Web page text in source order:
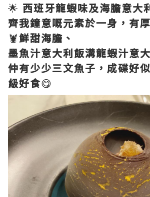
🌟 西班牙龍蝦味及海膽意大
齊我鐘意嘅元素於一身，有
🦞鮮甜海膽、
墨魚汁意大利飯溝龍蝦汁意
仲有少少三文魚子，成碟好
級好食😋